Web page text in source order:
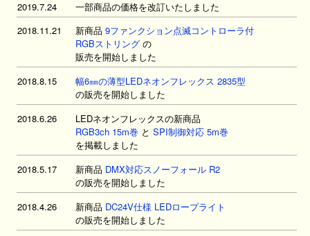
2019.7.24
一部商品の価格を改訂いたしました
2018.11.21
新商品9ファンクション点滅コントローラ付
RGBストリング の
販売を開始しました
2018.8.15
幅6㎜の薄型LEDネオンフレックス 2835型
の販売を開始しました
2018.6.26
LEDネオンフレックスの新商品
RGB3ch 15m巻 とSPI制御対応 5m巻
を掲載しました
2018.5.17
新商品 DMX対応スノーフォール R2
の販売を開始しました
2018.4.26
新商品 DC24V仕様 LEDロープライト
の販売を開始しました